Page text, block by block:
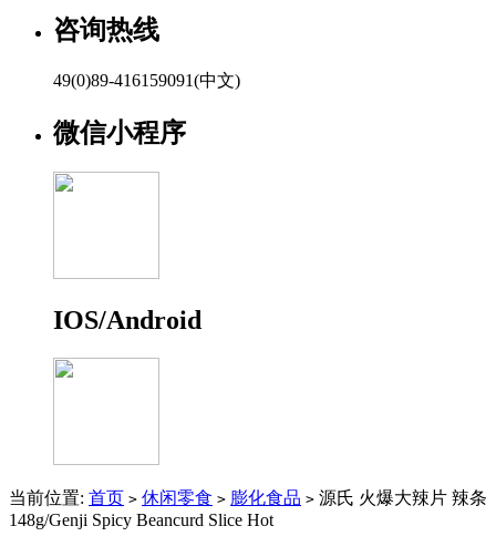
咨询热线
49(0)89-416159091(中文)
微信小程序
IOS/Android
当前位置: 首页 > 休闲零食 > 膨化食品 > 源氏 火爆大辣片 辣条
148g/Genji Spicy Beancurd Slice Hot